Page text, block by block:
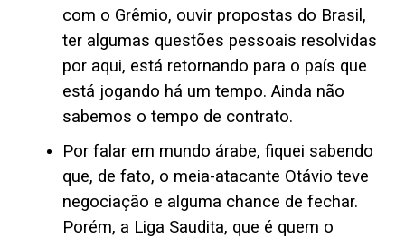
com o Grêmio, ouvir propostas do Brasil,
ter algumas questões pessoais resolvidas
por aqui, está retornando para o país que
está jogando há um tempo. Ainda não
sabemos o tempo de contrato.
Por falar em mundo árabe, fiquei sabendo
que, de fato, o meia-atacante Otávio teve
negociação e alguma chance de fechar.
Porém, a Liga Saudita, que é quem o